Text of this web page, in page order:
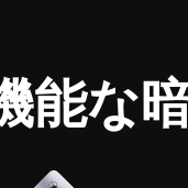
能な